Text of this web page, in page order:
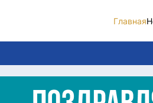
Главная